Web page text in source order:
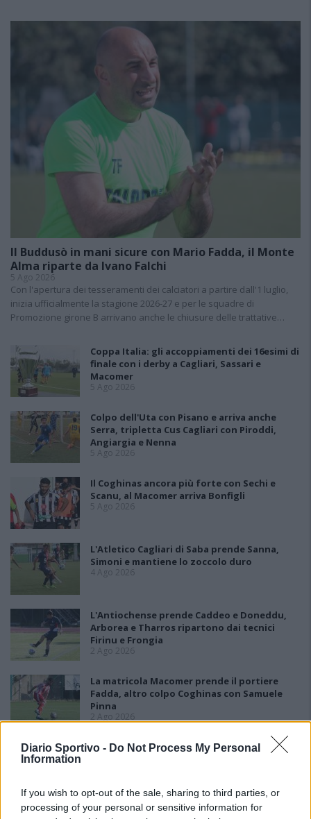
Diario Sportivo - Do Not Process My Personal
Information
If you wish to opt-out of the sale, sharing to third parties, or
processing of your personal or sensitive information for
Il Buddusò in mani sicure con Mario Fadda, il Monte
Alma riparte da Ivano Falchi
5 Ago 2026
Con l'apertura dei tesseramenti dei calciatori a partire dall'1 luglio,
inizia ufficialmente la stagione 2026-27 e per le squadre di
Promozione girone B arrivano anche le chiusure delle trattative…
Coppa Italia: gli accoppiamenti dei 16esimi di
finale con i derby a Cagliari, Sassari e
Macomer
5 Ago 2026
Colpo dell'Uta con Pisano e arriva anche
Serra, tripletta Cus Cagliari con Piroddi,
Angiargia e Nenna
5 Ago 2026
Il Coghinas ancora più forte con Sechi e
Scanu, al Macomer arriva Bonfigli
5 Ago 2026
L'Atletico Cagliari di Saba prende Sanna,
Simoni e mantiene lo zoccolo duro
4 Ago 2026
L'Antiochense prende Caddeo e Doneddu,
Arborea e Tharros ripartono dai tecnici
Firinu e Frongia
2 Ago 2026
La matricola Macomer prende il portiere
Fadda, altro colpo Coghinas con Samuele
Pinna
2 Ago 2026
Nasce l'Arbus Guspini Costa Verde, Garau:
Il Sant'Elena si riprende il difensore Mancusi